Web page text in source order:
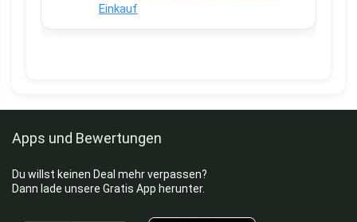
Einkauf
Apps und Bewertungen
Du willst keinen Deal mehr verpassen?
Dann lade unsere Gratis App herunter.